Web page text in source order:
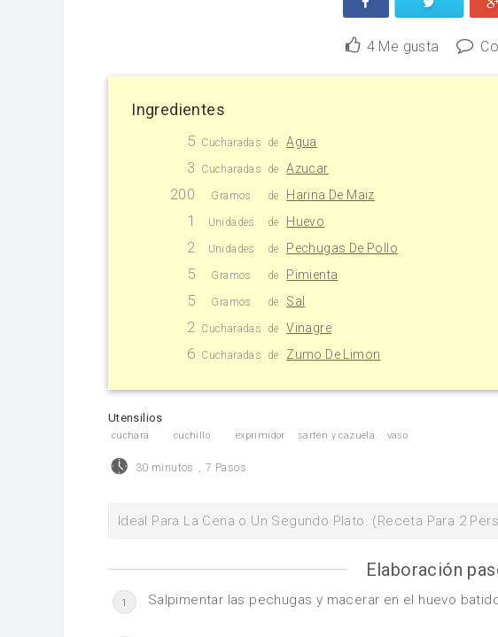
4 Me gusta
Ingredientes
5 Cucharadas de Agua
3 Cucharadas de Azucar
200 Gramos de Harina De Maiz
1 Unidades de Huevo
2 Unidades de Pechugas De Pollo
5 Gramos de Pimienta
5 Gramos de Sal
2 Cucharadas de Vinagre
6 Cucharadas de Zumo De Limon
Utensilios
cuchara cuchillo exprimidor sartén y cazuela. vaso
30 minutos , 7 Pasos
Ideal Para La Cena o Un Segundo Plato. (Receta Para 2
Elaboración
1 Salpimentar las pechugas y macerar en el huevo